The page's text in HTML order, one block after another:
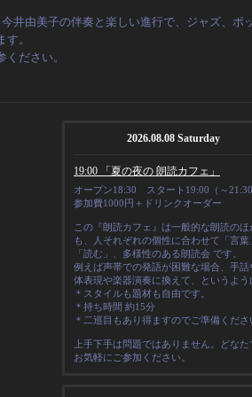
井由美子の伴奏と楽しい進行で、 ジャズ、ポ
。
ださい。
2026.08.08 Saturday
19:00 「夏の夜の 朗読カフェ」
オープン18:30 スタート19:00（～21:30
参加費1000円＋ドリンクオーダー
この『朗読カフェ』は一般的な朗読のほ
も、人それぞれの個性に合わせて「言葉
「読む」、多様性のある朗読会 です。
例えば声帯での発語が困難な場合、手話
体表現や楽器演奏に換えて、というよう
＊スタイルも題材も自由です。
＊ 持ち時間 約15分
＊二巡目もあり得ますのでご準備くださ
上手下手は問題ではありません。どなた
お気軽にご参加ください。